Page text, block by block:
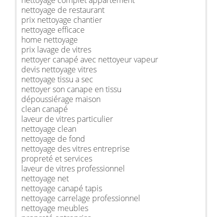
nettoyage de restaurant
prix nettoyage chantier
nettoyage efficace
home nettoyage
prix lavage de vitres
nettoyer canapé avec nettoyeur vapeur
devis nettoyage vitres
nettoyage tissu a sec
nettoyer son canape en tissu
dépoussiérage maison
clean canapé
laveur de vitres particulier
nettoyage clean
nettoyage de fond
nettoyage des vitres entreprise
propreté et services
laveur de vitres professionnel
nettoyage net
nettoyage canapé tapis
nettoyage carrelage professionnel
nettoyage meubles